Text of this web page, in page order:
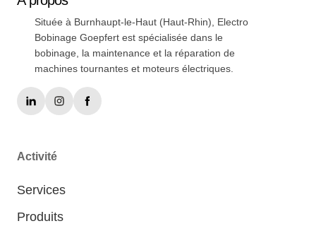
Située à Burnhaupt-le-Haut (Haut-Rhin), Electro
Bobinage Goepfert est spécialisée dans le
bobinage, la maintenance et la réparation de
machines tournantes et moteurs électriques.
Activité
Services
Produits